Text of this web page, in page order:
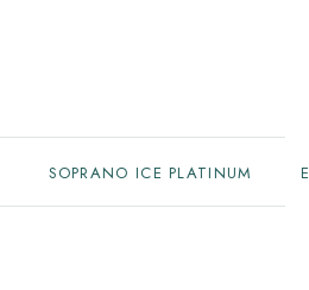
SOPRANO ICE PLATINUM